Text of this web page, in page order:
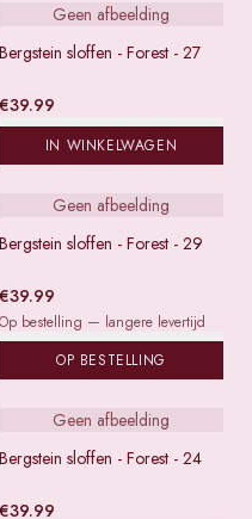
Geen afbeelding
Bergstein sloffen - Forest - 27
€39.99
IN WINKELWAGEN
Geen afbeelding
Bergstein sloffen - Forest - 29
€39.99
Op bestelling — langere levertijd
OP BESTELLING
Geen afbeelding
Bergstein sloffen - Forest - 24
€39.99